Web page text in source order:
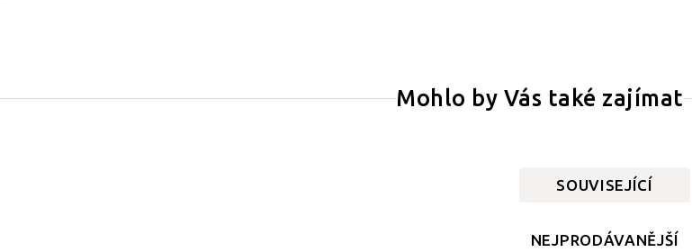
Mohlo by Vás také zajímat
SOUVISEJÍCÍ
NEJPRODÁVANĚJŠÍ